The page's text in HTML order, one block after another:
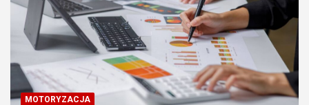
MOTORYZACJA